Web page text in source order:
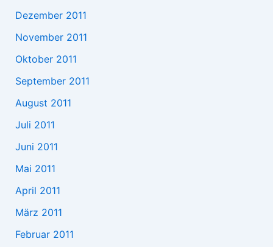
Dezember 2011
November 2011
Oktober 2011
September 2011
August 2011
Juli 2011
Juni 2011
Mai 2011
April 2011
März 2011
Februar 2011